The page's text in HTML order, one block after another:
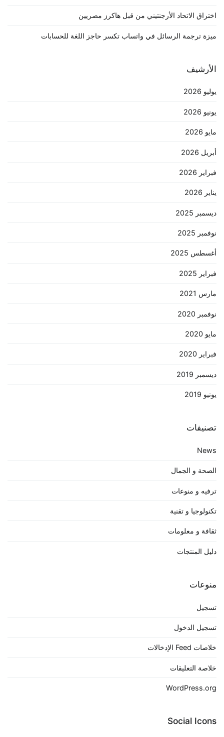
اختراق الاتحاد الأرجنتيني من قبل هاكرز مصريين
ميزة ترجمة الرسائل في واتساب تكسر حاجز اللغة للحسابات
الأرشيف
يوليو 2026
يونيو 2026
مايو 2026
أبريل 2026
فبراير 2026
يناير 2026
ديسمبر 2025
نوفمبر 2025
أغسطس 2025
فبراير 2025
مارس 2021
نوفمبر 2020
مايو 2020
فبراير 2020
ديسمبر 2019
يونيو 2019
تصنيفات
News
الصحة و الجمال
ترفيه و منوعات
تكنولوجيا و تقنية
ثقافة و معلومات
دليل المنتجات
منوعات
تسجيل
تسجيل الدخول
خلاصات Feed الإدخالات
خلاصة التعليقات
WordPress.org
Social Icons